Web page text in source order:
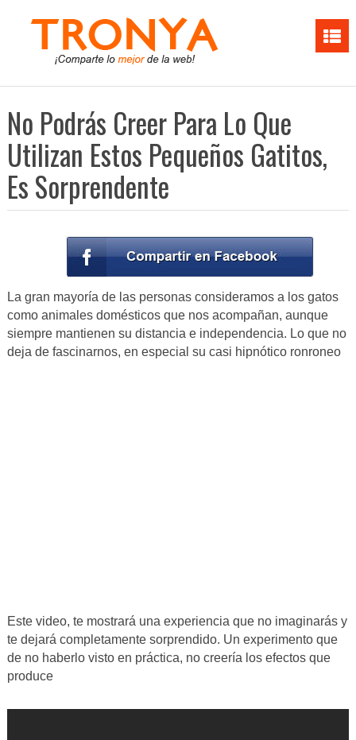
No Podrás Creer Para Lo Que
Utilizan Estos Pequeños Gatitos,
Es Sorprendente
La gran mayoría de las personas consideramos a los gatos
como animales domésticos que nos acompañan, aunque
siempre mantienen su distancia e independencia. Lo que no
deja de fascinarnos, en especial su casi hipnótico ronroneo
Este video, te mostrará una experiencia que no imaginarás y
te dejará completamente sorprendido. Un experimento que
de no haberlo visto en práctica, no creería los efectos que
produce